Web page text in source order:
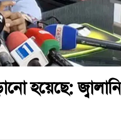
হয়েছে: জ্বালানি